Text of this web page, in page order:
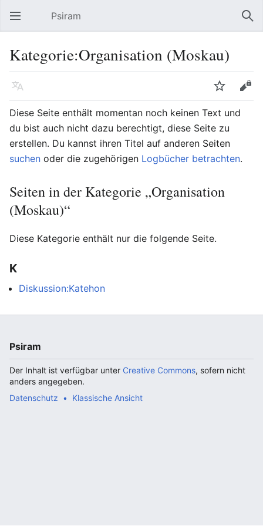
Hauptmenü öffnen Psiram
Kategorie:Organisation (Moskau)
Sprache Beobachten
Bearbeiten
Diese Seite enthält momentan noch keinen Text und
du bist auch nicht dazu berechtigt, diese Seite zu
erstellen. Du kannst ihren Titel auf anderen Seiten
suchen oder die zugehörigen Logbücher betrachten.
Seiten in der Kategorie „Organisation
(Moskau)“
Diese Kategorie enthält nur die folgende Seite.
K
Diskussion:Katehon
Psiram
Der Inhalt ist verfügbar unter Creative Commons, sofern nicht
anders angegeben.
Datenschutz
Klassische Ansicht